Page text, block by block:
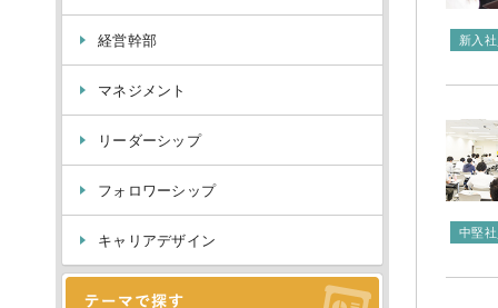
経営幹部
マネジメント
リーダーシップ
フォロワーシップ
キャリアデザイン
新入
中堅